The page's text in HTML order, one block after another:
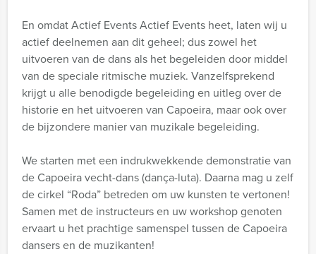
En omdat Actief Events Actief Events heet, laten wij u
actief deelnemen aan dit geheel; dus zowel het
uitvoeren van de dans als het begeleiden door middel
van de speciale ritmische muziek. Vanzelfsprekend
krijgt u alle benodigde begeleiding en uitleg over de
historie en het uitvoeren van Capoeira, maar ook over
de bijzondere manier van muzikale begeleiding.
We starten met een indrukwekkende demonstratie van
de Capoeira vecht-dans (dança-luta). Daarna mag u zelf
de cirkel “Roda” betreden om uw kunsten te vertonen!
Samen met de instructeurs en uw workshop genoten
ervaart u het prachtige samenspel tussen de Capoeira
dansers en de muzikanten!